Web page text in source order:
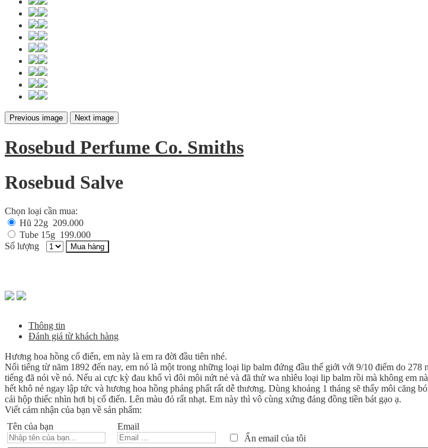
Previous image Next image
Rosebud Perfume Co. Smiths
Rosebud Salve
Chọn loại cần mua:
Hũ 22g 209.000
Tube 15g 199.000
Số lượng
Mua hàng
Thông tin
Đánh giá từ khách hàng
Hương hoa hồng cổ điển, em này là em ra đời đầu tiên nhé.
Nổi tiếng từ năm 1892 đến nay, em nó là một trong những loại lip balm đứng đầu thế giới với 9/10 điểm do
tiếng đã nói về nó. Nếu ai cực kỳ đau khổ vì đôi môi nứt nẻ và đã thử wa nhìêu loại lip balm rồi mà không em
hết khô nẻ ngay lập tức và hương hoa hồng phảng phất rất dễ thương. Dùng khoảng 1 tháng sẽ thấy môi căng
cái hộp thiếc nhìn hơi bị cổ điển. Lên màu đỏ rất nhạt. Em này thì vô cùng xứng đáng đồng tiền bát gạo ạ.
Viết cảm nhận của bạn về sản phẩm:
Tên của bạn
Email
Ẩn email của tôi